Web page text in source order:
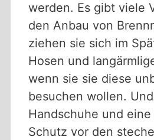
werden. Es gibt viele
den Anbau von
ziehen sie sich im
Hosen und
wenn sie sie diese
besuchen wollen.
Handschuhe und
Schutz vor den